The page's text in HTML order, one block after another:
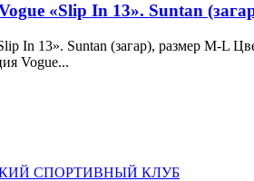
«Slip In 13». Suntan
In 13». Suntan (загар), размер M-L
Vogue...
СПОРТИВНЫЙ КЛУБ